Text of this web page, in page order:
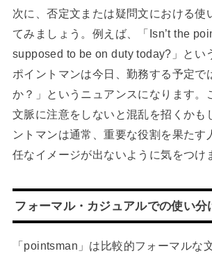
次に、否定文または疑問文における使
てみましょう。例えば、「Isn’t the
supposed to be on duty today?」とい
ポイントマンは今日、勤務する予定で
か？」というニュアンスになります。
文脈に注意をしないと混乱を招くかも
ントマンは通常、重要な役割を果たす
任なイメージが出ないように気をつけ
フォーマル・カジュアルでの使い分
「pointsman」は比較的フォーマルな